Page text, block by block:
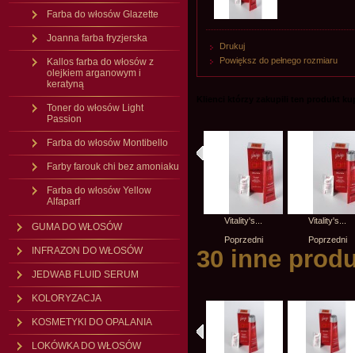
Farba do włosów Glazette
Joanna farba fryzjerska
Kallos farba do włosów z
olejkiem arganowym i
keratyną
Toner do włosów Light
Passion
Farba do włosów Montibello
Farby farouk chi bez amoniaku
Farba do włosów Yellow
Alfaparf
GUMA DO WŁOSÓW
INFRAZON DO WŁOSÓW
JEDWAB FLUID SERUM
KOLORYZACJA
KOSMETYKI DO OPALANIA
LOKÓWKA DO WŁOSÓW
Drukuj
Powiększ do pełnego rozmiaru
Poprzedni
Poprzedni
Vitality's...
Poprzedni
Vitality's...
Poprzedni
30 inne